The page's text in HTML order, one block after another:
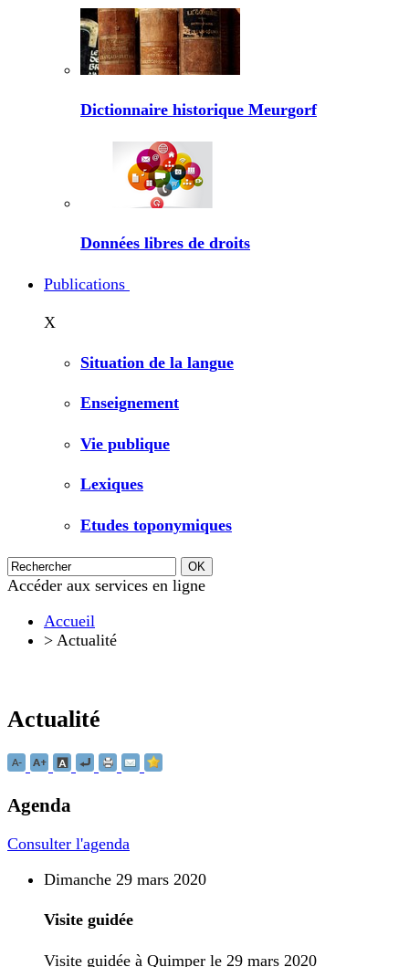
Dictionnaire historique Meurgorf
Données libres de droits
Publications
X
Situation de la langue
Enseignement
Vie publique
Lexiques
Etudes toponymiques
Accéder aux services en ligne
Accueil
> Actualité
Actualité
Agenda
Consulter l'agenda
Dimanche 29 mars 2020
Visite guidée
Visite guidée à Quimper le 29 mars 2020